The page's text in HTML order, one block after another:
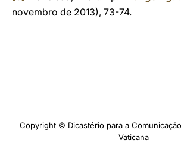
novembro de 2013), 73-74.
Copyright © Dicastério para a
Vaticana